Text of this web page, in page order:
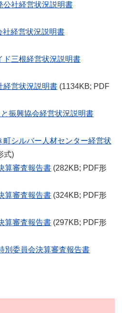
公社経営状況説明書
社経営状況説明書
ド三根経営状況説明書
経営状況説明書 (1134KB; PDF
振興協会経営状況説明書
町シルバー人材センター経営状
式)
算審査報告書 (282KB; PDF形
算審査報告書 (324KB; PDF形
算審査報告書 (297KB; PDF形
別委員会決算審査報告書